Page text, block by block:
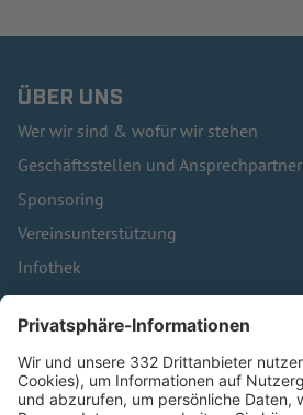
ÜBER UNS
Wer wir sind & wofür wir stehen
Geschäftsstellen und Ansprechpartner
Sponsoring
Vereinsunterstützung
Infothek
Kontakt
HÄUFIG BESUCHTE SEITEN
Pässe und Vereinswechsel